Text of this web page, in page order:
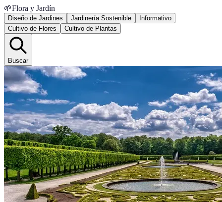
🌱Flora y Jardín
Diseño de Jardines Jardinería Sostenible
Informativo
Cultivo de Flores
Cultivo de Plantas
Buscar